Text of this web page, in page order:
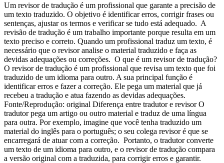
Um revisor de tradução é um profissional que garante a precisão de
um texto traduzido. O objetivo é identificar erros, corrigir frases ou
sentenças, ajustar os termos e verificar se tudo está adequado. A
revisão de tradução é um trabalho importante porque resulta em um
texto preciso e correto. Quando um profissional traduz um texto, é
necessário que o revisor analise o material traduzido e faça as
devidas adequações ou correções. O que é um revisor de tradução?
O revisor de tradução é um profissional que revisa um texto que foi
traduzido de um idioma para outro. A sua principal função é
identificar erros e fazer a correção. Ele pega um material que já
recebeu a tradução e atua fazendo as devidas adequações.
Fonte/Reprodução: original Diferença entre tradutor e revisor O
tradutor pega um artigo ou outro material e traduz de uma língua
para outra. Por exemplo, imagine que você tenha traduzido um
material do inglês para o português; o seu colega revisor é que se
encarregará de atuar com a correção. Portanto, o tradutor converte
um texto de um idioma para outro, e o revisor de tradução compara
a versão original com a traduzida, para corrigir erros e garantir.